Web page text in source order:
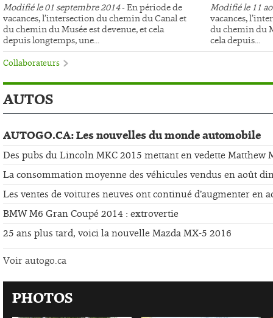
Modifié le 01 septembre 2014- En période de
vacances, l’intersection du chemin du Canal et
du chemin du Musée est devenue, et cela
depuis longtemps, une...
Modifié le 11
vacances,
du chemin du
cela depuis...
Collaborateurs
AUTOS
AUTOGO.CA: Les nouvelles du monde automobile
Des pubs du Lincoln MKC 2015 mettant en vedette Matthew
La consommation moyenne des véhicules vendus en août
Les ventes de voitures neuves ont continué d’augmenter en
BMW M6 Gran Coupé 2014 : extrovertie
25 ans plus tard, voici la nouvelle Mazda MX-5 2016
Voir autogo.ca
PHOTOS